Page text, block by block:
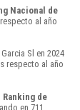
Nacional de
al año
Sl en 2024
respecto al año
Ranking de
en 711